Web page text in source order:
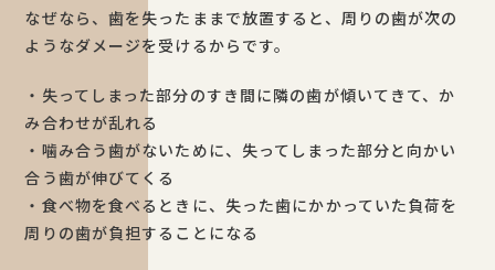
なぜなら、歯を失ったままで放置すると、周りの歯が次の
ようなダメージを受けるからです。
・失ってしまった部分のすき間に隣の歯が傾いてきて、か
み合わせが乱れる
・噛み合う歯がないために、失ってしまった部分と向かい
合う歯が伸びてくる
・食べ物を食べるときに、失った歯にかかっていた負荷を
周りの歯が負担することになる